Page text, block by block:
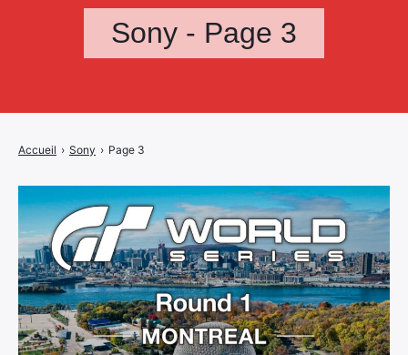
Sony - Page 3
Accueil › Sony › Page 3